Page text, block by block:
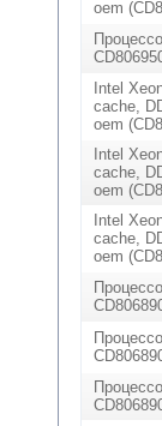
oem
Intel
cache,
oem
Intel
cache,
oem
Intel
cache,
oem